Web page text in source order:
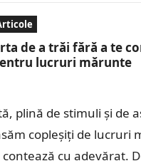
de a trăi fără a te
lucruri mărunte
plină de stimuli și de
copleșiți de lucruri
cu adevărat.